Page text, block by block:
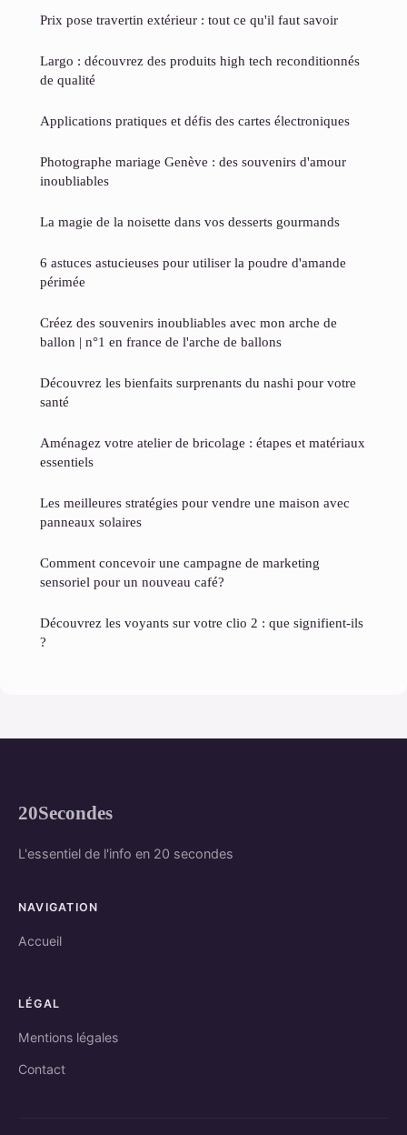
Prix pose travertin extérieur : tout ce qu'il faut savoir
Largo : découvrez des produits high tech reconditionnés
de qualité
Applications pratiques et défis des cartes électroniques
Photographe mariage Genève : des souvenirs d'amour
inoubliables
La magie de la noisette dans vos desserts gourmands
6 astuces astucieuses pour utiliser la poudre d'amande
périmée
Créez des souvenirs inoubliables avec mon arche de
ballon | n°1 en france de l'arche de ballons
Découvrez les bienfaits surprenants du nashi pour votre
santé
Aménagez votre atelier de bricolage : étapes et matériaux
essentiels
Les meilleures stratégies pour vendre une maison avec
panneaux solaires
Comment concevoir une campagne de marketing
sensoriel pour un nouveau café?
Découvrez les voyants sur votre clio 2 : que signifient-ils
?
20Secondes
L'essentiel de l'info en 20 secondes
NAVIGATION
Accueil
LÉGAL
Mentions légales
Contact